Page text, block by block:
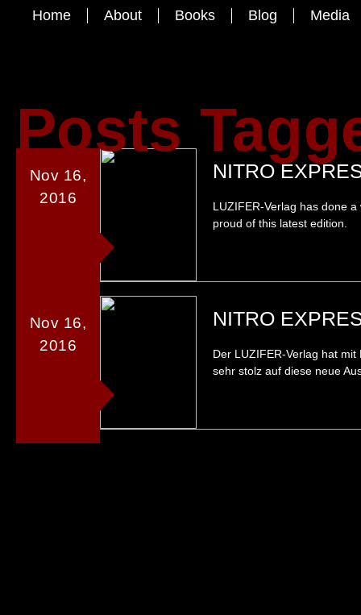
Home About Books Blog Media
Posts
Nov 16,
2016
NITRO
LUZIFER-Verlag has done
proud of this latest edition.
Nov 16,
2016
NITRO
Der LUZIFER-Verlag hat
sehr stolz auf diese neue